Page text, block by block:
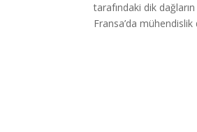
tarafındaki dik
Fransa’da